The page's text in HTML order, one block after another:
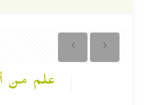
علم من